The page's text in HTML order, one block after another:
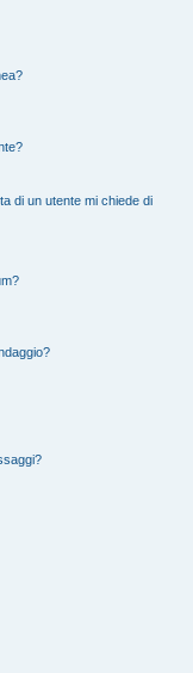
di un utente mi chiede di